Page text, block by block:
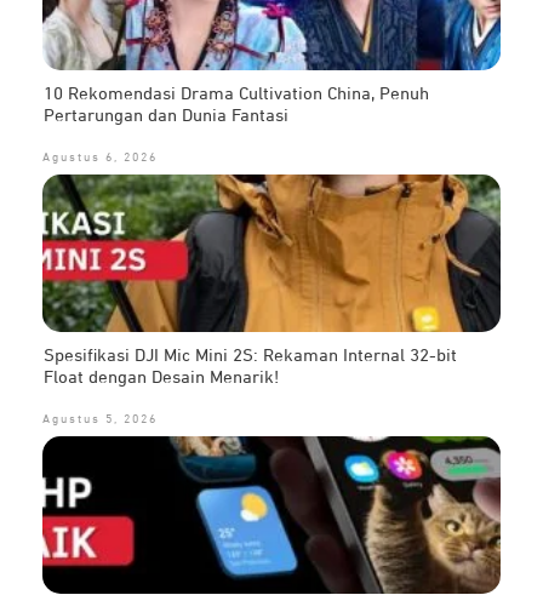
10 Rekomendasi Drama Cultivation China, Penuh
Pertarungan dan Dunia Fantasi
Agustus 6, 2026
Spesifikasi DJI Mic Mini 2S: Rekaman Internal 32-bit
Float dengan Desain Menarik!
Agustus 5, 2026